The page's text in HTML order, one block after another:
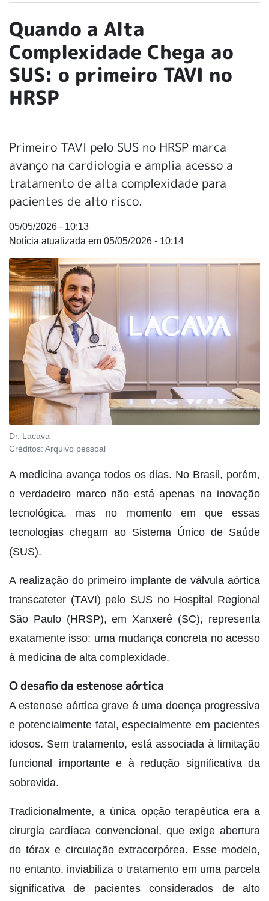
Quando a Alta
Complexidade Chega ao
SUS: o primeiro TAVI no
HRSP
Primeiro TAVI pelo SUS no HRSP marca
avanço na cardiologia e amplia acesso a
tratamento de alta complexidade para
pacientes de alto risco.
05/05/2026 - 10:13
05/05/2026 - 10:14
Dr. Lacava
Créditos: Arquivo pessoal
A medicina avança todos os dias. No Brasil, porém,
o verdadeiro marco não está apenas na inovação
tecnológica, mas no momento em que essas
tecnologias chegam ao Sistema Único de Saúde
(SUS).
A realização do primeiro implante de válvula aórtica
transcateter (TAVI) pelo SUS no Hospital Regional
São Paulo (HRSP), em Xanxerê (SC), representa
exatamente isso: uma mudança concreta no acesso
à medicina de alta complexidade.
O desafio da estenose aórtica
A estenose aórtica grave é uma doença progressiva
e potencialmente fatal, especialmente em pacientes
idosos. Sem tratamento, está associada à limitação
funcional importante e à redução significativa da
sobrevida.
Tradicionalmente, a única opção terapêutica era a
cirurgia cardíaca convencional, que exige abertura
do tórax e circulação extracorpórea. Esse modelo,
no entanto, inviabiliza o tratamento em uma parcela
significativa de pacientes considerados de alto